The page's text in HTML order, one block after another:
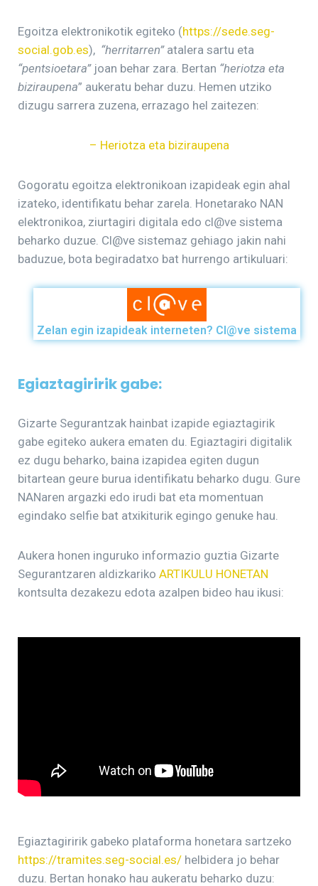
Egoitza elektronikotik egiteko (https://sede.seg-
social.gob.es), “herritarren”atalera sartu eta
“pentsioetara”joan behar zara. Bertan “heriotza eta
biziraupena” aukeratu behar duzu. Hemen utziko
dizugu sarrera zuzena, errazago hel zaitezen:
– Heriotza eta biziraupena
Gogoratu egoitza elektronikoan izapideak egin ahal
izateko, identifikatu behar zarela. Honetarako NAN
elektronikoa, ziurtagiri digitala edo cl@ve sistema
beharko duzue. Cl@ve sistemaz gehiago jakin nahi
baduzue, bota begiradatxo bat hurrengo artikuluari:
Zelan egin izapideak interneten? Cl@ve sistema
Egiaztagiririk gabe:
Gizarte Segurantzak hainbat izapide egiaztagirik
gabe egiteko aukera ematen du. Egiaztagiri digitalik
ez dugu beharko, baina izapidea egiten dugun
bitartean geure burua identifikatu beharko dugu. Gure
NANaren argazki edo irudi bat eta momentuan
egindako selfie bat atxikiturik egingo genuke hau.
Aukera honen inguruko informazio guztia Gizarte
Segurantzaren aldizkariko ARTIKULU HONETAN
kontsulta dezakezu edota azalpen bideo hau ikusi:
Egiaztagiririk gabeko plataforma honetara sartzeko
https://tramites.seg-social.es/ helbidera jo behar
duzu. Bertan honako hau aukeratu beharko duzu: